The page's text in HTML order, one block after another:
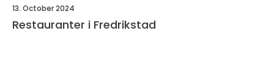
13. October 2024
Restauranter i Fredrikstad